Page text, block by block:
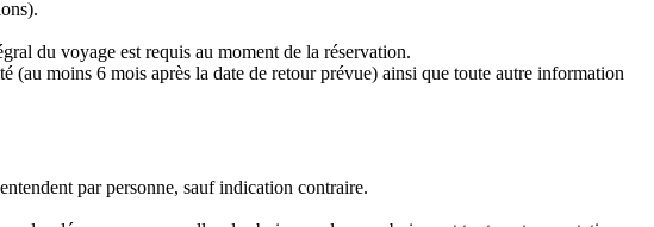
du voyage est requis au moment de la réservation.
moins 6 mois après la date de retour prévue) ainsi que toute autre information
par personne, sauf indication contraire.